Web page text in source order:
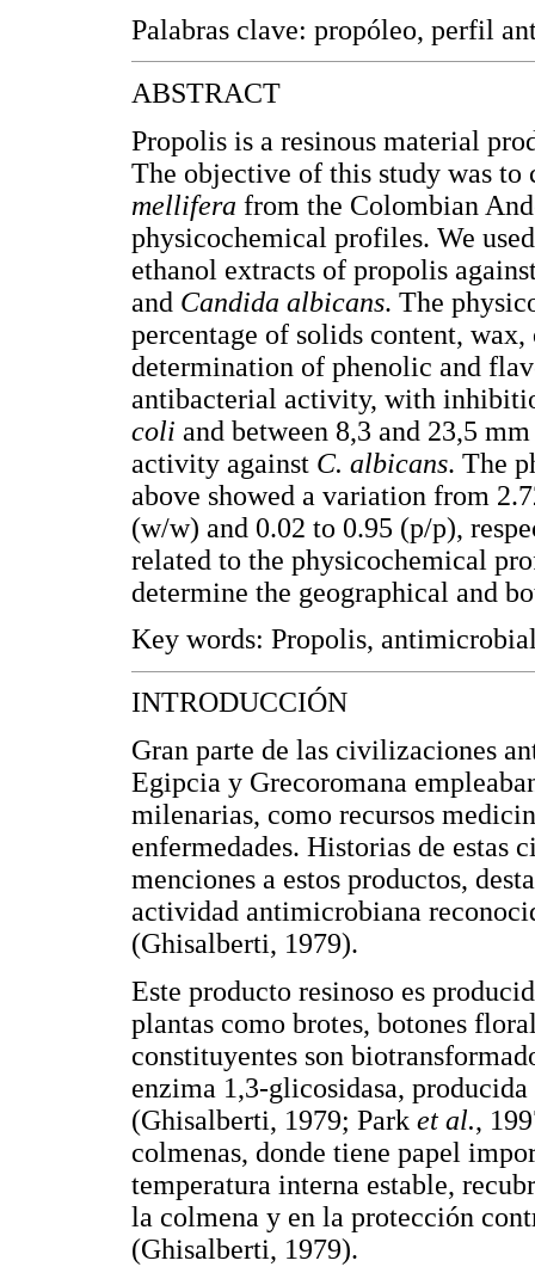
Palabras clave: propóleo, perfil
ABSTRACT
Propolis is a resinous material
The objective of this study was
mellifera from the Colombian
physicochemical profiles. We
ethanol extracts of propolis
and Candida albicans. The
percentage of solids content,
determination of phenolic and
antibacterial activity, with
coli and between 8,3 and 23,5
activity against C. albicans. The
above showed a variation from
(w/w) and 0.02 to 0.95 (p/p),
related to the physicochemical
determine the geographical and
Key words: Propolis,
INTRODUCCIÓN
Gran parte de las civilizaciones
Egipcia y Grecoromana
milenarias, como recursos
enfermedades. Historias de estas
menciones a estos productos,
actividad antimicrobiana
(Ghisalberti, 1979).
Este producto resinoso es
plantas como brotes, botones
constituyentes son
enzima 1,3-glicosidasa,
(Ghisalberti, 1979; Park et al.,
colmenas, donde tiene papel
temperatura interna estable,
la colmena y en la protección
(Ghisalberti, 1979).